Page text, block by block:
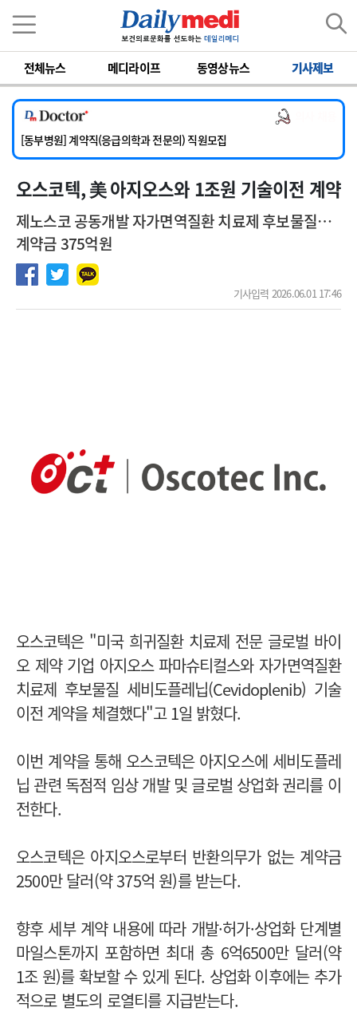
전체뉴스 메디라이프 동영상뉴스 기사제보
[서울아산병원] 2026년 하반기 인턴 모집
[영남대학교의료원] 마취통증의학과 임기제 임상의사 채용
[충남대학교병원] 소아청소년과(소아응급전담) 계약직 의사 공개채용
[동부병원] 계약직(응급의학과 전문의) 직원모집
[이대목동병원] 하반기 전공의(레지던트1년차) 모집
[서울아산병원] 2026년 하반기 인턴 모집
오스코텍, 美 아지오스와 1조원 기술이전 계약
제노스코 공동개발 자가면역질환 치료제 후보물질…
계약금 375억원
기사입력 2026.06.01 17:46
오스코텍은 "미국 희귀질환 치료제 전문 글로벌 바이
오 제약 기업 아지오스 파마슈티컬스와 자가면역질환
치료제 후보물질 세비도플레닙(Cevidoplenib) 기술
이전 계약을 체결했다"고 1일 밝혔다.
이번 계약을 통해 오스코텍은 아지오스에 세비도플레
닙 관련 독점적 임상 개발 및 글로벌 상업화 권리를 이
전한다.
오스코텍은 아지오스로부터 반환의무가 없는 계약금
2500만 달러(약 375억 원)를 받는다.
향후 세부 계약 내용에 따라 개발·허가·상업화 단계별
마일스톤까지 포함하면 최대 총 6억6500만 달러(약
1조 원)를 확보할 수 있게 된다. 상업화 이후에는 추가
적으로 별도의 로열티를 지급받는다.